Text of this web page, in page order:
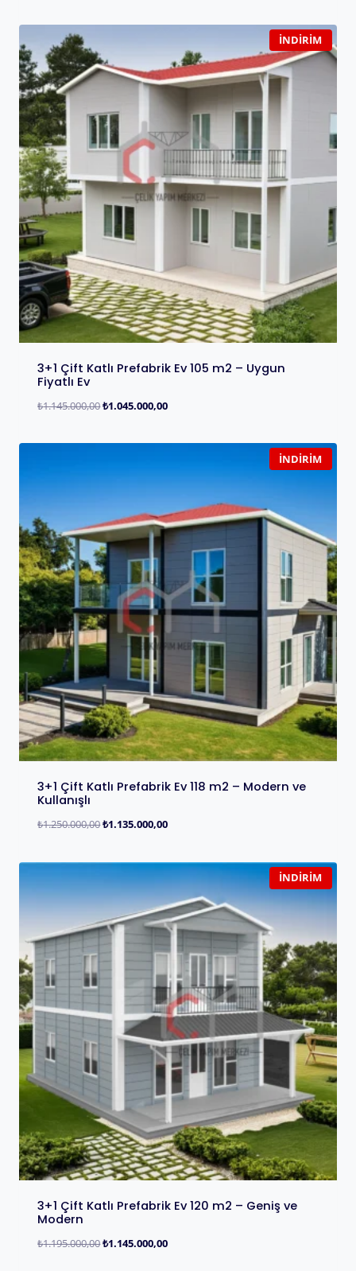
İNDIRIM
3+1 Çift Katlı Prefabrik Ev 105 m2 – Uygun
Fiyatlı Ev
₺1.145.000,00₺1.045.000,00
İNDIRIM
3+1 Çift Katlı Prefabrik Ev 118 m2 – Modern ve
Kullanışlı
₺1.250.000,00₺1.135.000,00
İNDIRIM
3+1 Çift Katlı Prefabrik Ev 120 m2 – Geniş ve
Modern
₺1.195.000,00₺1.145.000,00